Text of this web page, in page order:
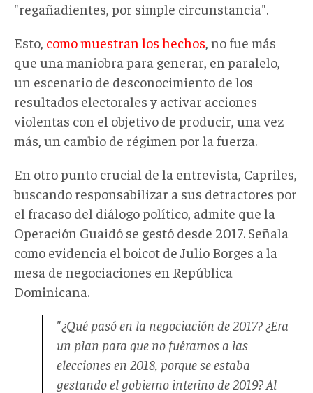
"regañadientes, por simple circunstancia".
Esto, como muestran los hechos , no fue más
que una maniobra para generar, en paralelo,
un escenario de desconocimiento de los
resultados electorales y activar acciones
violentas con el objetivo de producir, una vez
más, un cambio de régimen por la fuerza.
En otro punto crucial de la entrevista, Capriles,
buscando responsabilizar a sus detractores por
el fracaso del diálogo político, admite que la
Operación Guaidó se gestó desde 2017. Señala
como evidencia el boicot de Julio Borges a la
mesa de negociaciones en República
Dominicana.
"¿Qué pasó en la negociación de 2017? ¿Era
un plan para que no fuéramos a las
elecciones en 2018, porque se estaba
gestando el gobierno interino de 2019? Al